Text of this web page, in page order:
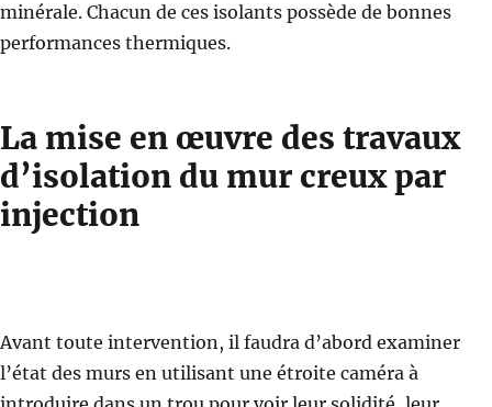
minérale. Chacun de ces isolants possède de bonnes
performances thermiques.
La mise en œuvre des travaux
d’isolation du mur creux par
injection
Avant toute intervention, il faudra d’abord examiner
l’état des murs en utilisant une étroite caméra à